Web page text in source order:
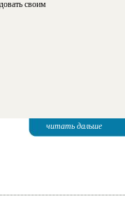
своим
читать дальше